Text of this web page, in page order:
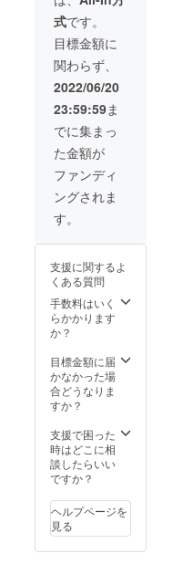
考欄に
ご記入
くださ
い
て、ク
リア
ファイ
ル4種す
べてに
加えて
トート
バッグ
になり
ます。
さら
に、サ
ウンド
クリエ
VRChat
されて
いる
SOUさ
んによ
る、会
データ
も！ 合
わせ
て、
で使用
できる
グッズ
データ
ルで一
緒にお
送りし
ます。
式です。
目標金額に
関わらず、
2022/06/20
23:59:59ま
でに集まっ
た金額が
ファンディ
ングされま
す。
支援に関するよ
くある質問
手数料はいく
らかかります
か？
目標金額に届
かなかった場
合どうなりま
すか？
支援で困った
時はどこに相
談したらいい
ですか？
ヘルプページを
見る